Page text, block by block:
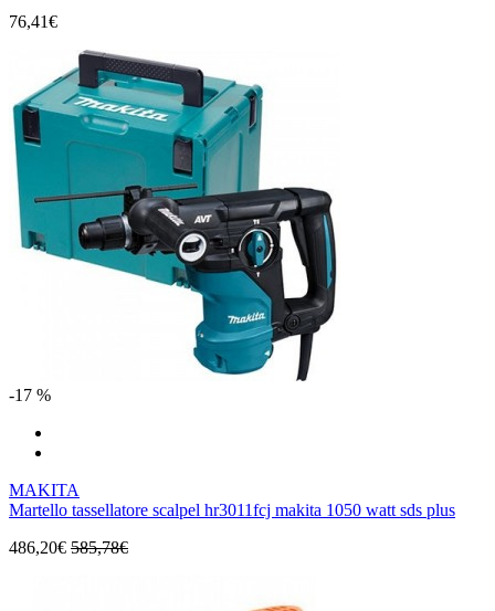
76,41€
-17 %
MAKITA
Martello tassellatore scalpel hr3011fcj makita 1050 watt sds plus
486,20€ 585,78€